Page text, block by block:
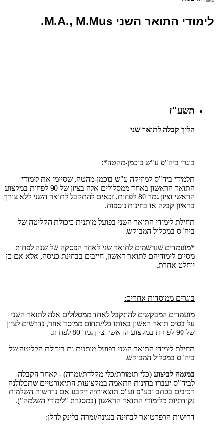
לימודי התואר השני M.A., M.Mus.
תשע"ז
הליך קבלה לתואר שני
בוגרי ביה"ס ע"ש בוכמן-מהטה*:
תלמידי ביה"ס למוזיקה ע"ש בוכמן-מהטה, שסיימו את לימודי
התואר הראשון באחד ממסלולים אלה בציון של 90 לפחות במקצוע
הראשי וציון גמר 80 לפחות, זכאים להתקבל לתואר השני ללא צורך
בראיון קבלה או בחינות נוספות.
תחילת לימודי התואר השני בפועל מותנית ביכולת הקליטה של
ביה"ס במסלול המבוקש.
*מועמדים שנרשמים לתואר שני לאחר הפסקה של שנה לפחות
מסיום לימודיהם לתואר ראשון, חייבים בבחינת כניסה, אלא אם כן
יוחלט אחרת.
בוגרים ממוסדות אחרים:
מועמדים המבקשים להתקבל לאחד ממסלולים אלה לתואר השני
על בסיס תואר ראשון באותו כלי/תחום ממוסד אחר, נדרשים לציון
של 90 לפחות במקצוע הראשי וציון גמר 80 לפחות.
תחילת לימודי התואר השני בפועל מותנית גם ביכולת הקליטה של
ביה"ס במסלול המבוקש.
במגמה לביצוע (כלי תזמורת/כלי מקלדת/זמרה) - לאחר הקבלה
לביה"ס יעברו בחינות התאמה במקצועות התיאורטיים שתכלולנה
רכיבים בכתב ובע"פ וע"ס תוצאותיה ייקבע אם נדרשות השלמות
נקודתיות מלימודי התואר הראשון (במסגרת "לימודי השלמה").
דרישות הרפרטואר לבחינה בנגינה/זמרה בלינק להלן: